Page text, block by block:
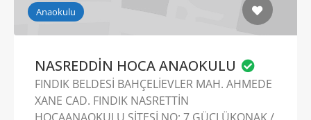
Anaokulu
NASREDDİN HOCA ANAOKULU
FINDIK BELDESİ BAHÇELİEVLER MAH. AHMEDE
XANE CAD. FINDIK NASRETTİN